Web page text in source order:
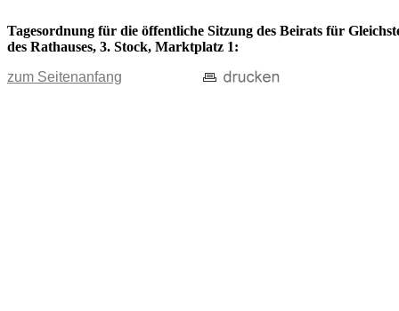
Tagesordnung für die öffentliche Sitzung des Beirats für
des Rathauses, 3. Stock, Marktplatz 1:
zum Seitenanfang